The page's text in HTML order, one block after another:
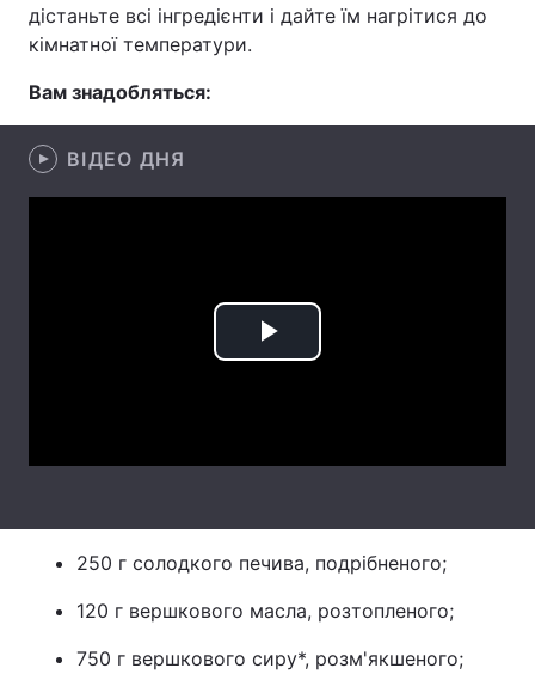
Відео з Youtube
Інтерв'ю
Архів
дістаньте всі інгредієнти і дайте їм нагрітися до
кімнатної температури.
Вам знадобляться:
ВІДЕО ДНЯ
Play
250 г солодкого печива, подрібненого;
120 г вершкового масла, розтопленого;
750 г вершкового сиру*, розм'якшеного;